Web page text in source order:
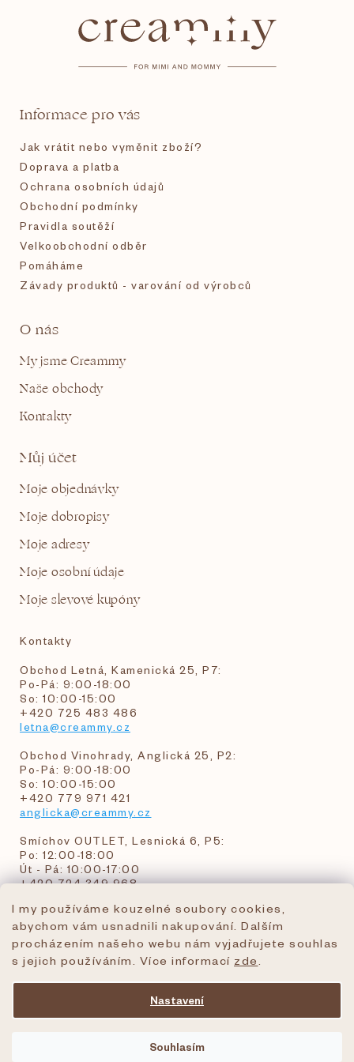
I my používáme kouzelné soubory cookies,
abychom vám usnadnili nakupování. Dalším
procházením našeho webu nám vyjadřujete souhlas
s jejich používáním. Více informací zde
Nastavení
Souhlasím
Informace pro vás
Jak vrátit nebo vyměnit zboží?
Doprava a platba
Ochrana osobních údajů
Obchodní podmínky
Pravidla soutěží
Velkoobchodní odběr
Pomáháme
Závady produktů - varování od výrobců
O nás
My jsme Creammy
Naše obchody
Kontakty
Můj účet
Moje objednávky
Moje dobropisy
Moje adresy
Moje osobní údaje
Moje slevové kupóny
Kontakty
Obchod Letná, Kamenická 25, P7:
Po-Pá: 9:00-18:00
So: 10:00-15:00
+420 725 483 486
letna@creammy.cz
Obchod Vinohrady, Anglická 25, P2:
Po-Pá: 9:00-18:00
So: 10:00-15:00
+420 779 971 421
anglicka@creammy.cz
Smíchov OUTLET, Lesnická 6, P5:
Po: 12:00-18:00
Út - Pá: 10:00-17:00
+420 724 349 968
objednavky@creammy.cz
tel:+420 724 349 968
creammy.cz